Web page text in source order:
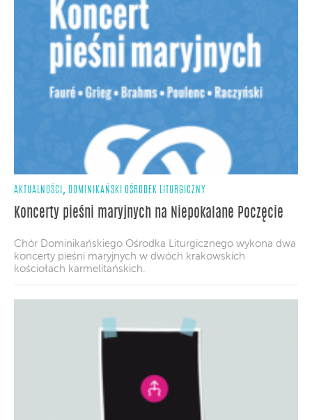
AKTUALNOŚCI , DOMINIKAŃSKI OŚRODEK LITURGICZNY
Koncerty pieśni maryjnych na Niepokalane Poczęcie
Chór Dominikańskiego Ośrodka Liturgicznego wykona dwa
koncerty pieśni maryjnych w dwóch krakowskich
kościołach karmelitańskich.